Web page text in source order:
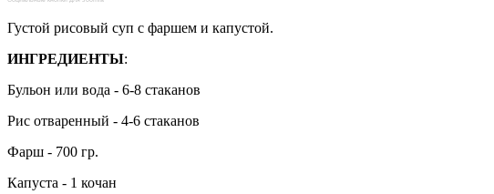
Густой рисовый суп с фаршем и капустой.
ИНГРЕДИЕНТЫ:
Бульон или вода - 6-8 стаканов
Рис отваренный - 4-6 стаканов
Фарш - 700 гр.
Капуста - 1 кочан